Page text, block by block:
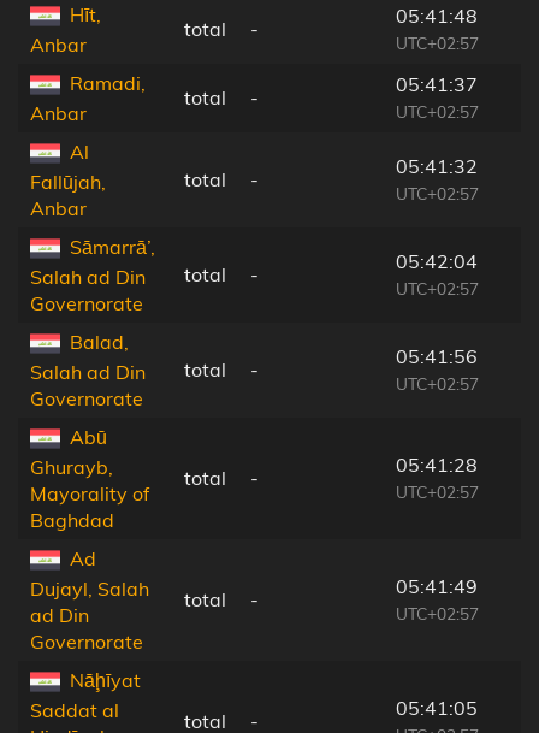
Hīt,
Anbar
total -
05:41:48
UTC+02:57
Ramadi,
Anbar
total -
05:41:37
UTC+02:57
Al
Fallūjah,
Anbar
total -
05:41:32
UTC+02:57
Sāmarrā’,
Salah ad Din
Governorate
total -
05:42:04
UTC+02:57
Balad,
Salah ad Din
Governorate
total -
05:41:56
UTC+02:57
Abū
Ghurayb,
Mayorality of
Baghdad
total -
05:41:28
UTC+02:57
Ad
Dujayl, Salah
ad Din
Governorate
total -
05:41:49
UTC+02:57
Nāḩīyat
Saddat al
total -
05:41:05